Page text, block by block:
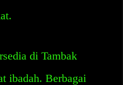
di Tambak
ibadah. Berbagai